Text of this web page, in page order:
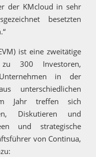
der KMcloud in sehr
besetzten
ist eine zweitätige
300 Investoren,
in der
unterschiedlichen
Jahr treffen sich
Diskutieren und
und strategische
von Continua,